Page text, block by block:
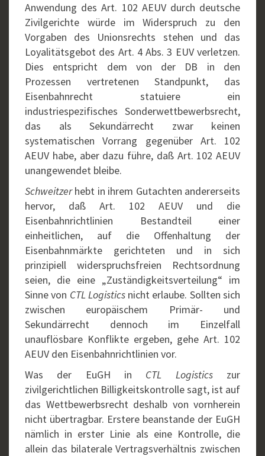
Anwendung des Art. 102 AEUV durch deutsche
Zivilgerichte würde im Widerspruch zu den
Vorgaben des Unionsrechts stehen und das
Loyalitätsgebot des Art. 4 Abs. 3 EUV verletzen.
Dies entspricht dem von der DB in den
Prozessen vertretenen Standpunkt, das
Eisenbahnrecht statuiere ein
industriespezifisches Sonderwettbewerbsrecht,
das als Sekundärrecht zwar keinen
systematischen Vorrang gegenüber Art. 102
AEUV habe, aber dazu führe, daß Art. 102 AEUV
unangewendet bleibe.
Schweitzerhebt in ihrem Gutachten andererseits
hervor, daß Art. 102 AEUV und die
Eisenbahnrichtlinien Bestandteil einer
einheitlichen, auf die Offenhaltung der
Eisenbahnmärkte gerichteten und in sich
prinzipiell widerspruchsfreien Rechtsordnung
seien, die eine „Zuständigkeitsverteilung“ im
Sinne von CTL Logisticsnicht erlaube. Sollten sich
zwischen europäischem Primär- und
Sekundärrecht dennoch im Einzelfall
unauflösbare Konflikte ergeben, gehe Art. 102
AEUV den Eisenbahnrichtlinien vor.
Was der EuGH in CTL Logisticszur
zivilgerichtlichen Billigkeitskontrolle sagt, ist auf
das Wettbewerbsrecht deshalb von vornherein
nicht übertragbar. Erstere beanstande der EuGH
nämlich in erster Linie als eine Kontrolle, die
allein das bilaterale Vertragsverhältnis zwischen